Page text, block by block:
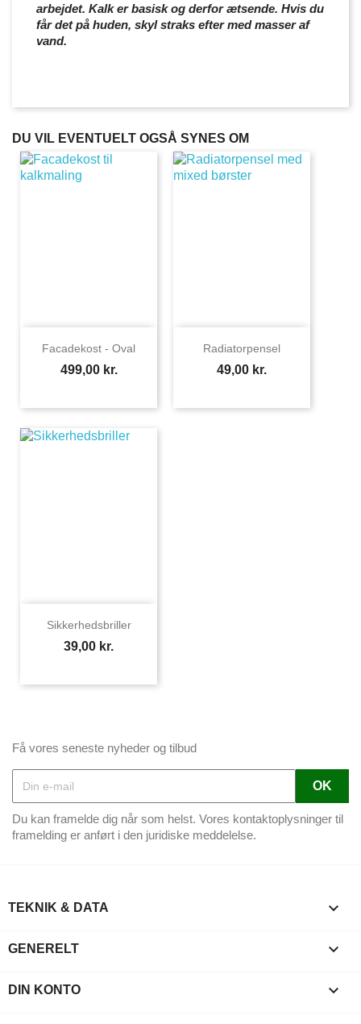
arbejdet. Kalk er basisk og derfor ætsende. Hvis du
får det på huden, skyl straks efter med masser af
vand.
DU VIL EVENTUELT OGSÅ SYNES OM
Facadekost - Oval
Pris
499,00 kr.
Radiatorpensel
Pris
49,00 kr.
Sikkerhedsbriller
Pris
39,00 kr.
Få vores seneste nyheder og tilbud
Du kan framelde dig når som helst. Vores kontaktoplysninger til
framelding er anført i den juridiske meddelelse.
TEKNIK & DATA 
GENERELT 
DIN KONTO 